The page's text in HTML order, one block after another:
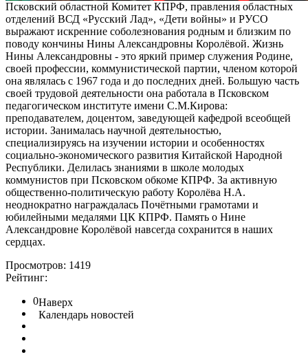
Псковский областной Комитет КПРФ, правления областных
отделений ВСД «Русский Лад», «Дети войны» и РУСО
выражают искренние соболезнования родным и близким по
поводу кончины Нины Александровны Королёвой. Жизнь
Нины Александровны - это яркий пример служения Родине,
своей профессии, коммунистической партии, членом которой
она являлась с 1967 года и до последних дней. Большую часть
своей трудовой деятельности она работала в Псковском
педагогическом институте имени С.М.Кирова:
преподавателем, доцентом, заведующей кафедрой всеобщей
истории. Занималась научной деятельностью,
специализируясь на изучении истории и особенностях
социально-экономического развития Китайской Народной
Республики. Делилась знаниями в школе молодых
коммунистов при Псковском обкоме КПРФ. За активную
общественно-политическую работу Королёва Н.А.
неоднократно награждалась Почётными грамотами и
юбилейными медалями ЦК КПРФ. Память о Нине
Александровне Королёвой навсегда сохранится в наших
сердцах.
Просмотров: 1419
Рейтинг:
0Наверх
Календарь новостей